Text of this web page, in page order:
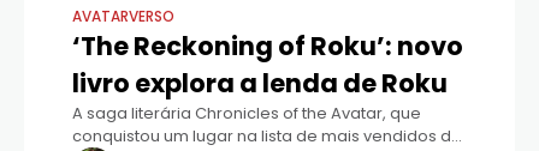
AVATARVERSO
‘The Reckoning of Roku’: novo
livro explora a lenda de Roku
A saga literária Chronicles of the Avatar, que
conquistou um lugar na lista de mais vendidos do